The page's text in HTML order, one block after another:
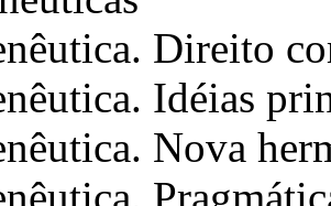
Direito
Idéias
Nova